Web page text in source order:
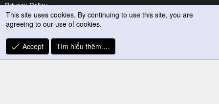
Privacy Policy
Trợ giúp
R
S
This site uses cookies. By continuing to use this site, you are
agreeing to our use of cookies.
Accept Tìm hiểu thêm.…